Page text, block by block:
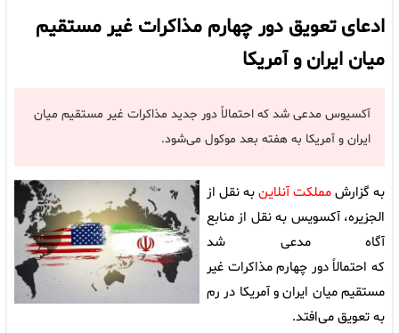
ادعای تعویق دور چهارم مذاکرات غیر مستقیم
میان ایران و آمریکا
آکسیوس مدعی شد که احتمالاً دور جدید مذاکرات غیر مستقیم میان
ایران و آمریکا به هفته بعد موکول می‌شود.
به گزارشمملکت آنلاینبه نقل از
الجزیره، آکسویس به نقل از منابع
آگاه مدعی شد
که احتمالاً دور چهارم مذاکرات غیر
مستقیم میان ایران و آمریکا در رم
به تعویق می‌افتد.